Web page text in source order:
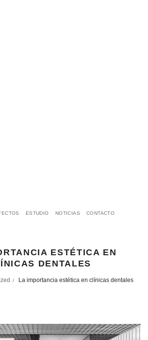
ESTUDIO NOTICIAS CONTACTO
ESTÉTICA EN
DENTALES
/ La importancia estética en clínicas dentales